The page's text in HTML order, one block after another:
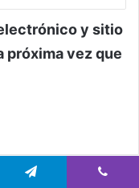
y sitio
próxima vez que